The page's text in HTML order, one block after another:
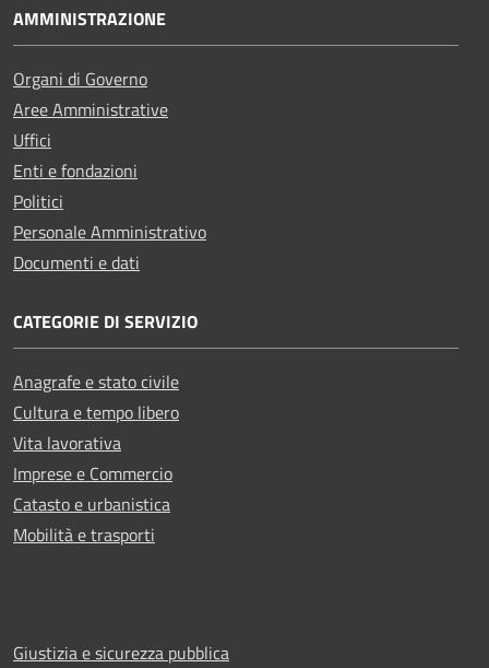
AMMINISTRAZIONE
Organi di Governo
Aree Amministrative
Uffici
Enti e fondazioni
Politici
Personale Amministrativo
Documenti e dati
CATEGORIE DI SERVIZIO
Anagrafe e stato civile
Cultura e tempo libero
Vita lavorativa
Imprese e Commercio
Catasto e urbanistica
Mobilità e trasporti
Giustizia e sicurezza pubblica